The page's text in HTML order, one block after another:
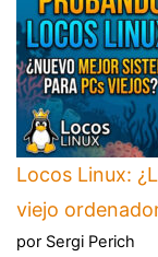
Locos Linux:
viejo
por Sergi Perich